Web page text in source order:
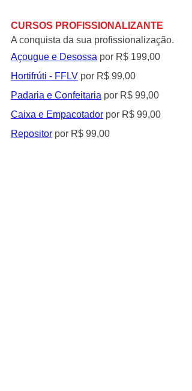
CURSOS PROFISSIONALIZANTE
A conquista da sua profissionalização.
Açougue e Desossa por R$ 199,00
Hortifrúti - FFLV por R$ 99,00
Padaria e Confeitaria por R$ 99,00
Caixa e Empacotador por R$ 99,00
Repositor por R$ 99,00